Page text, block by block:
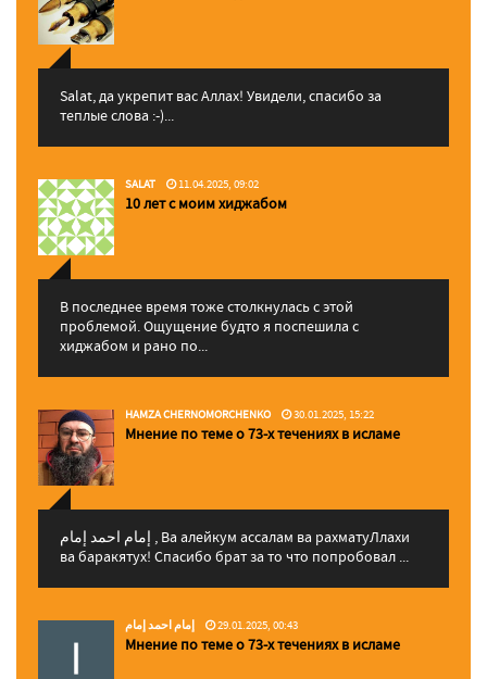
Salat, да укрепит вас Аллаx! Увидели, спасибо за
теплые слова :-)...
SALAT 11.04.2025, 09:02
10 лет с моим хиджабом
В последнее время тоже столкнулась с этой
проблемой. Ощущение будто я поспешила с
хиджабом и рано по...
HAMZA CHERNOMORCHENKO 30.01.2025, 15:22
Мнение по теме о 73-х течениях в исламе
إمام احمد إمام , Ва алейкум ассалам ва рахматуЛлахи
ва баракятух! Спасибо брат за то что попробовал ...
إمام احمد إمام 29.01.2025, 00:43
Мнение по теме о 73-х течениях в исламе